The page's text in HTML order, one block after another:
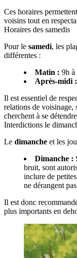
Ces horaires
voisins tout en
Horaires des samedis
Pour le samedi, les
différentes :
Matin : 9h à
Après-midi :
Il est essentiel de
relations de voisinage,
cherchent à se
Interdictions le
Le dimanche et les
Dimanche :
bruit, sont
inclure de
ne dérangent
Il est donc
plus importants en